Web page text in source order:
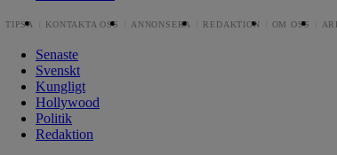
TIPSA KONTAKTA OSS ANNONSERA REDAKTION OM OSS
Senaste
Svenskt
Kungligt
Hollywood
Politik
Redaktion